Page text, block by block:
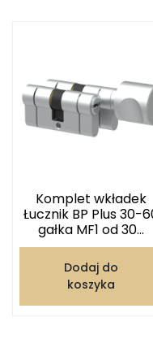
Komplet wkładek
Łucznik BP Plus 30-
gałka MF1 od 30...
Dodaj do
koszyka